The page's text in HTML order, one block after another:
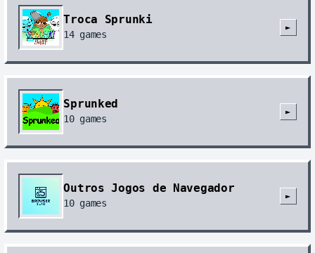
Troca Sprunki
14games
►
Sprunked
10games
►
Outros Jogos de Navegador
10games
►